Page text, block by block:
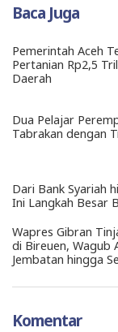
Baca Juga
Pemerintah Aceh
Pertanian Rp2,5
Daerah
Dua Pelajar
Tabrakan dengan
Dari Bank Syariah
Ini Langkah Besar
Wapres Gibran
di Bireuen, Wagub
Jembatan hingga
Komentar